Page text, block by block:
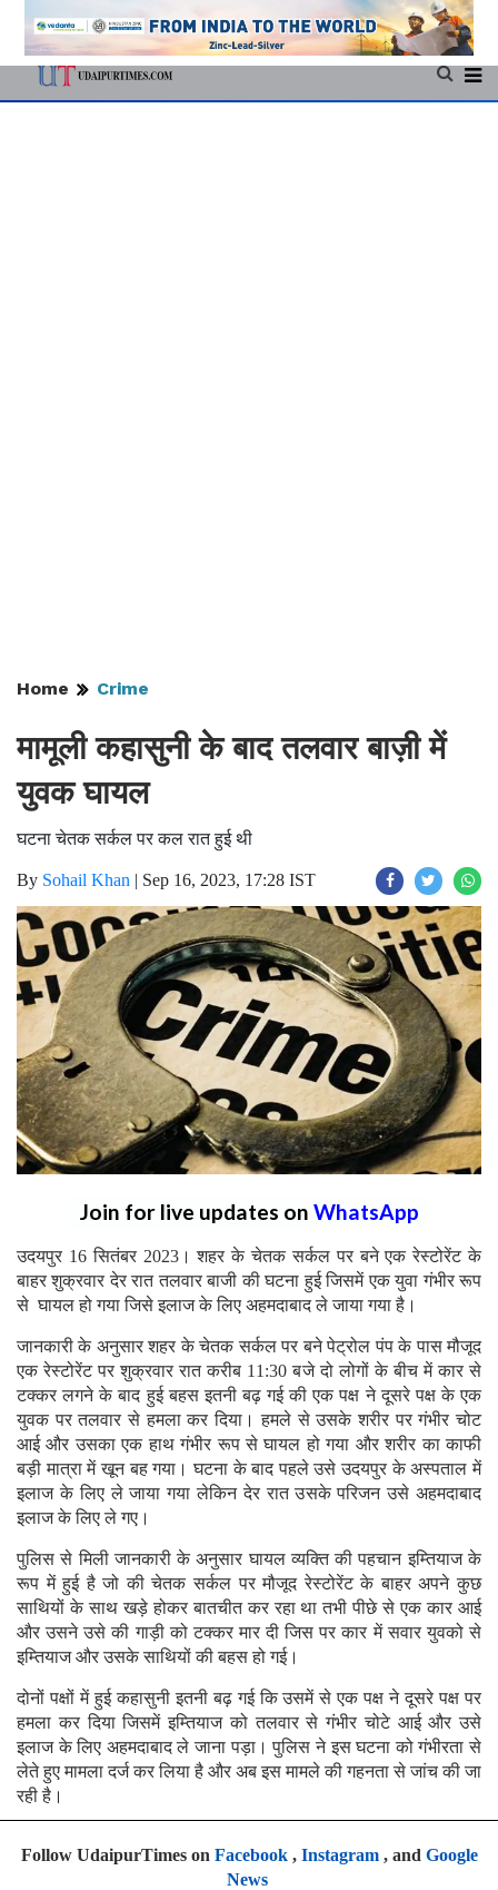
Home Crime
मामूली कहासुनी के बाद तलवार बाज़ी में
युवक घायल
घटना चेतक सर्कल पर कल रात हुई थी
By Sohail Khan | Sep 16, 2023, 17:28 IST
Join for live updates on WhatsApp
उदयपुर 16 सितंबर 2023। शहर के चेतक सर्कल पर बने एक रेस्टोरेंट के
बाहर शुक्रवार देर रात तलवार बाजी की घटना हुई जिसमें एक युवा गंभीर रूप
से घायल हो गया जिसे इलाज के लिए अहमदाबाद ले जाया गया है।
जानकारी के अनुसार शहर के चेतक सर्कल पर बने पेट्रोल पंप के पास मौजूद
एक रेस्टोरेंट पर शुक्रवार रात करीब 11:30 बजे दो लोगों के बीच में कार से
टक्कर लगने के बाद हुई बहस इतनी बढ़ गई की एक पक्ष ने दूसरे पक्ष के एक
युवक पर तलवार से हमला कर दिया। हमले से उसके शरीर पर गंभीर चोट
आई और उसका एक हाथ गंभीर रूप से घायल हो गया और शरीर का काफी
बड़ी मात्रा में खून बह गया। घटना के बाद पहले उसे उदयपुर के अस्पताल में
इलाज के लिए ले जाया गया लेकिन देर रात उसके परिजन उसे अहमदाबाद
इलाज के लिए ले गए।
पुलिस से मिली जानकारी के अनुसार घायल व्यक्ति की पहचान इम्तियाज के
रूप में हुई है जो की चेतक सर्कल पर मौजूद रेस्टोरेंट के बाहर अपने कुछ
साथियों के साथ खड़े होकर बातचीत कर रहा था तभी पीछे से एक कार आई
और उसने उसे की गाड़ी को टक्कर मार दी जिस पर कार में सवार युवको से
इम्तियाज और उसके साथियों की बहस हो गई।
दोनों पक्षों में हुई कहासुनी इतनी बढ़ गई कि उसमें से एक पक्ष ने दूसरे पक्ष पर
हमला कर दिया जिसमें इम्तियाज को तलवार से गंभीर चोटे आई और उसे
इलाज के लिए अहमदाबाद ले जाना पड़ा। पुलिस ने इस घटना को गंभीरता से
लेते हुए मामला दर्ज कर लिया है और अब इस मामले की गहनता से जांच की जा
रही है।
Follow UdaipurTimes on Facebook, Instagram, and Google
News